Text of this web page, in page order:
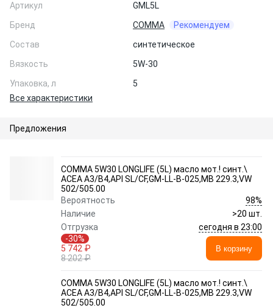
Артикул
GML5L
Бренд
COMMA
Рекомендуем
Состав
синтетическое
Вязкость
5W-30
Упаковка, л
5
Все характеристики
Предложения
COMMA 5W30 LONGLIFE (5L) масло мот.! синт.\
ACEA A3/B4,API SL/CF,GM-LL-B-025,MB 229.3,VW
502/505.00
Вероятность
98%
Наличие
>20 шт.
Отгрузка
сегодня в 23:00
-30%
5 742 ₽
8 202 ₽
В корзину
COMMA 5W30 LONGLIFE (5L) масло мот.! синт.\
ACEA A3/B4,API SL/CF,GM-LL-B-025,MB 229.3,VW
502/505.00